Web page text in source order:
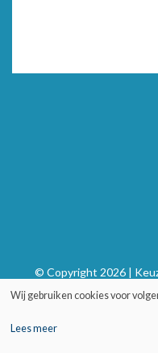
© Copyright 2026 |
Wij gebruiken cookies voor
Lees meer